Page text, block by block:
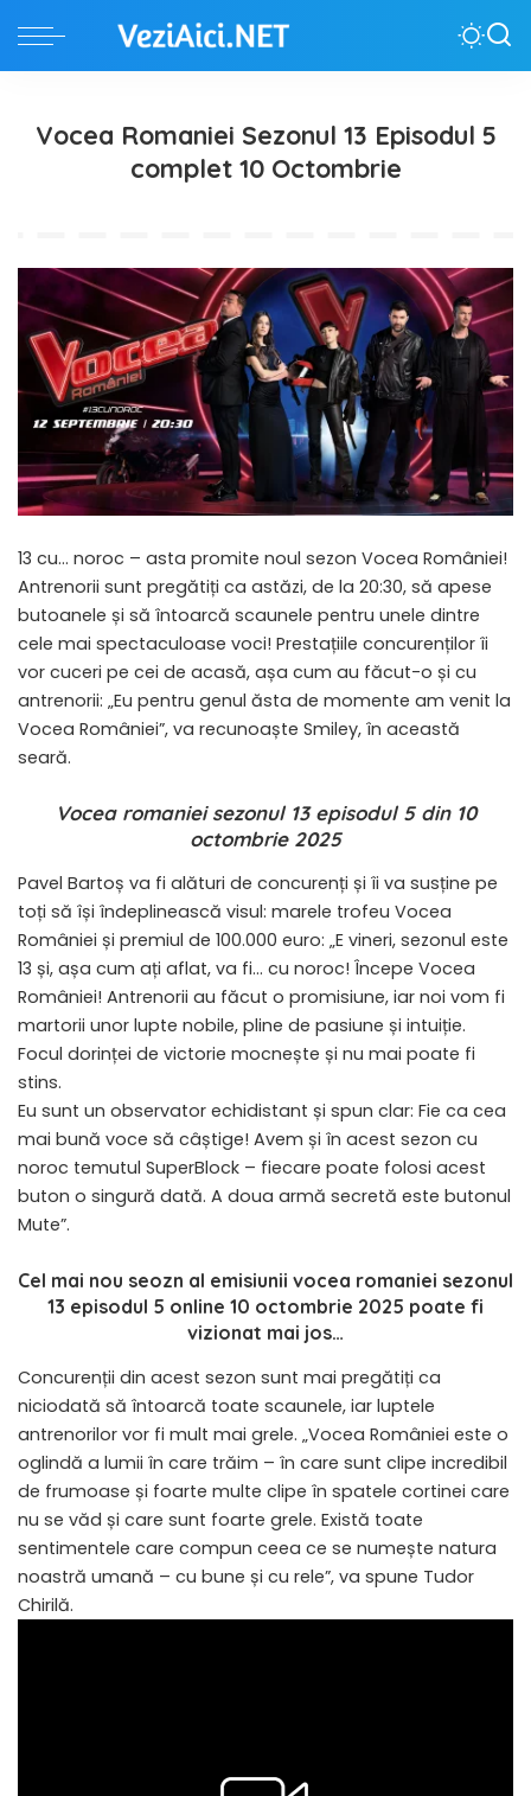
Vocea Romaniei Sezonul 13 Episodul 5
complet 10 Octombrie
13 cu… noroc – asta promite noul sezon Vocea României!
Antrenorii sunt pregătiți ca astăzi, de la 20:30, să apese
butoanele și să întoarcă scaunele pentru unele dintre
cele mai spectaculoase voci! Prestațiile concurenților îi
vor cuceri pe cei de acasă, așa cum au făcut-o și cu
antrenorii: „Eu pentru genul ăsta de momente am venit la
Vocea României”, va recunoaște Smiley, în această
seară.
Vocea romaniei sezonul 13 episodul 5 din 10
octombrie 2025
Pavel Bartoș va fi alături de concurenți și îi va susține pe
toți să își îndeplinească visul: marele trofeu Vocea
României și premiul de 100.000 euro: „E vineri, sezonul este
13 și, așa cum ați aflat, va fi… cu noroc! Începe Vocea
României! Antrenorii au făcut o promisiune, iar noi vom fi
martorii unor lupte nobile, pline de pasiune și intuiție.
Focul dorinței de victorie mocnește și nu mai poate fi
stins.
Eu sunt un observator echidistant și spun clar: Fie ca cea
mai bună voce să câștige! Avem și în acest sezon cu
noroc temutul SuperBlock – fiecare poate folosi acest
buton o singură dată. A doua armă secretă este butonul
Mute”.
Cel mai nou seozn al emisiunii vocea romaniei sezonul
13 episodul 5 online 10 octombrie 2025 poate fi
vizionat mai jos…
Concurenții din acest sezon sunt mai pregătiți ca
niciodată să întoarcă toate scaunele, iar luptele
antrenorilor vor fi mult mai grele. „Vocea României este o
oglindă a lumii în care trăim – în care sunt clipe incredibil
de frumoase și foarte multe clipe în spatele cortinei care
nu se văd și care sunt foarte grele. Există toate
sentimentele care compun ceea ce se numește natura
noastră umană – cu bune și cu rele”, va spune Tudor
Chirilă.